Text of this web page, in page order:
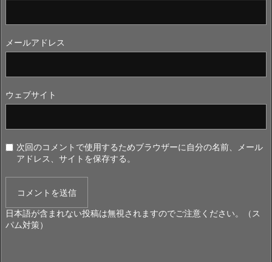
メールアドレス
ウェブサイト
次回のコメントで使用するためブラウザーに自分の名前、メール
アドレス、サイトを保存する。
日本語が含まれない投稿は無視されますのでご注意ください。（ス
パム対策）